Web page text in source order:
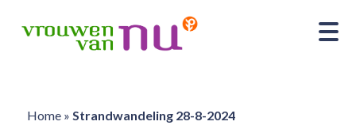
Home» Strandwandeling 28-8-2024